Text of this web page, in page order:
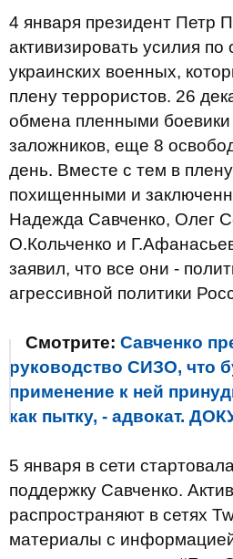
4 января президент Петр
активизировать усилия
украинских военных,
плену террористов. 26
обмена пленными
заложников, еще 8
день. Вместе с тем в
похищенными и
Надежда Савченко, Олег
О.Кольченко и
заявил, что все они -
агрессивной политики
Смотрите: Савченко
руководство СИЗО, что
применение к ней
как пытку, - адвокат.
5 января в сети
поддержку Савченко.
распространяют в сетях
материалы с